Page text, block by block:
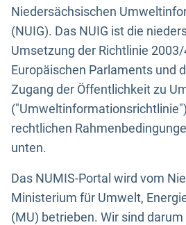
Niedersächsischen
(NUIG). Das NUIG ist die
Umsetzung der Richtlinie
Europäischen Parlaments und
Zugang der Öffentlichkeit zu
rechtlichen
unten.
Das NUMIS-Portal wird vom
Ministerium für Umwelt,
(MU) betrieben. Wir sind